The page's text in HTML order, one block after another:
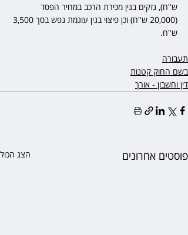
ש"ח), נזקים בגין מכירת הרכב במחיר הפסד
ש"ח.
תעבורה
בשם החוק קטנות
דין וחשבון - אורך
פוסטים אחרונים הצג הכול